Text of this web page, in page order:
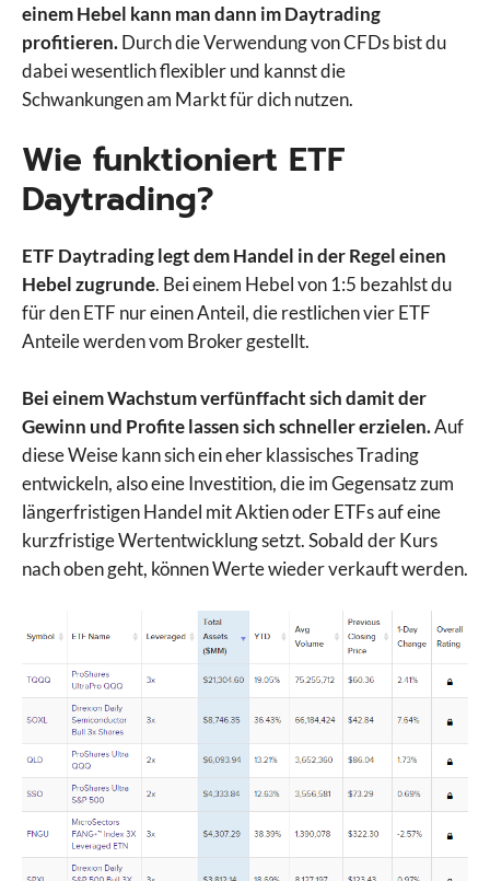
einem Hebel kann man dann im Daytrading
profitieren.Durch die Verwendung von CFDs bist du
dabei wesentlich flexibler und kannst die
Schwankungen am Markt für dich nutzen.
Wie funktioniert ETF
Daytrading?
ETF Daytrading legt dem Handel in der Regel einen
Hebel zugrunde. Bei einem Hebel von 1:5 bezahlst du
für den ETF nur einen Anteil, die restlichen vier ETF
Anteile werden vom Broker gestellt.
Bei einem Wachstum verfünffacht sich damit der
Gewinn und Profite lassen sich schneller erzielen.Auf
diese Weise kann sich ein eher klassisches Trading
entwickeln, also eine Investition, die im Gegensatz zum
längerfristigen Handel mit Aktien oder ETFs auf eine
kurzfristige Wertentwicklung setzt. Sobald der Kurs
nach oben geht, können Werte wieder verkauft werden.